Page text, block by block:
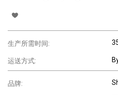
生产所需时间:
运送方式:
品牌: